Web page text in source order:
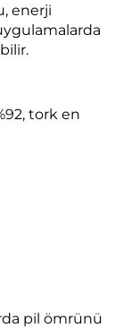
enerji
tork en
pil ömrünü